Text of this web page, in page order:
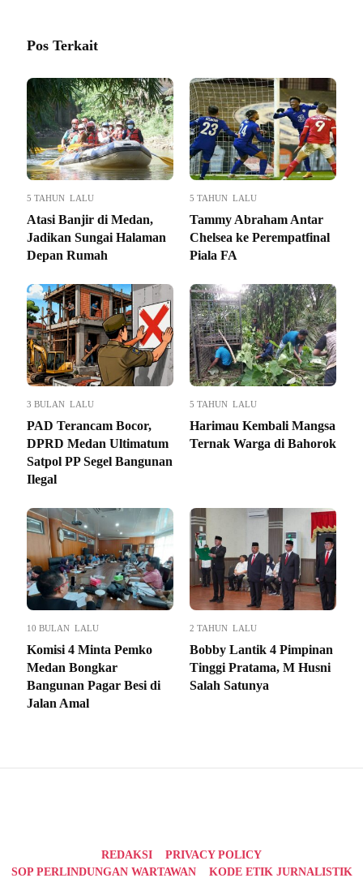
Pos Terkait
5 TAHUN LALU
Atasi Banjir di Medan,
Jadikan Sungai Halaman
Depan Rumah
5 TAHUN LALU
Tammy Abraham Antar
Chelsea ke Perempatfinal
Piala FA
3 BULAN LALU
PAD Terancam Bocor,
DPRD Medan Ultimatum
Satpol PP Segel Bangunan
Ilegal
5 TAHUN LALU
Harimau Kembali Mangsa
Ternak Warga di Bahorok
10 BULAN LALU
Komisi 4 Minta Pemko
Medan Bongkar
Bangunan Pagar Besi di
Jalan Amal
2 TAHUN LALU
Bobby Lantik 4 Pimpinan
Tinggi Pratama, M Husni
Salah Satunya
REDAKSI
PRIVACY POLICY
SOP PERLINDUNGAN WARTAWAN
KODE ETIK JURNALISTIK